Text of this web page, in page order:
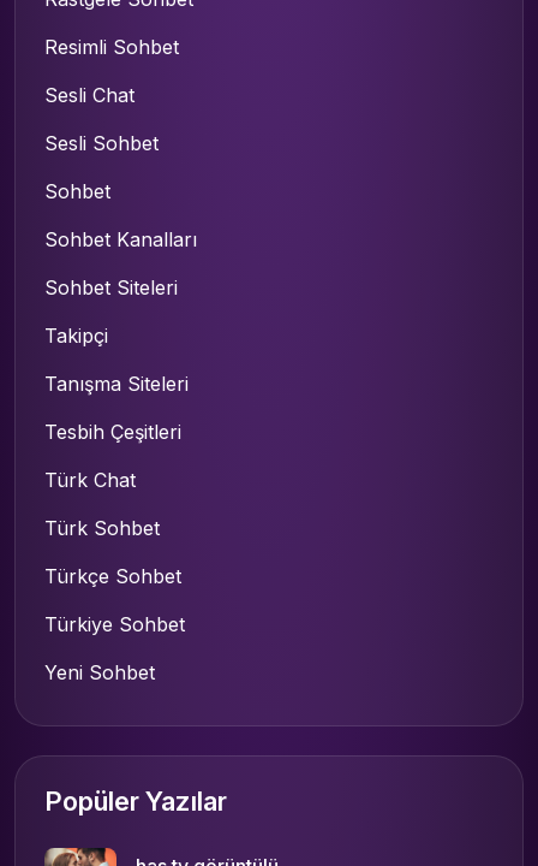
Resimli Sohbet
Sesli Chat
Sesli Sohbet
Sohbet
Sohbet Kanalları
Sohbet Siteleri
Takipçi
Tanışma Siteleri
Tesbih Çeşitleri
Türk Chat
Türk Sohbet
Türkçe Sohbet
Türkiye Sohbet
Yeni Sohbet
Popüler Yazılar